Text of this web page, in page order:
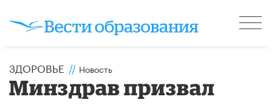
ЗДОРОВЬЕ // Новость
Минздрав призвал